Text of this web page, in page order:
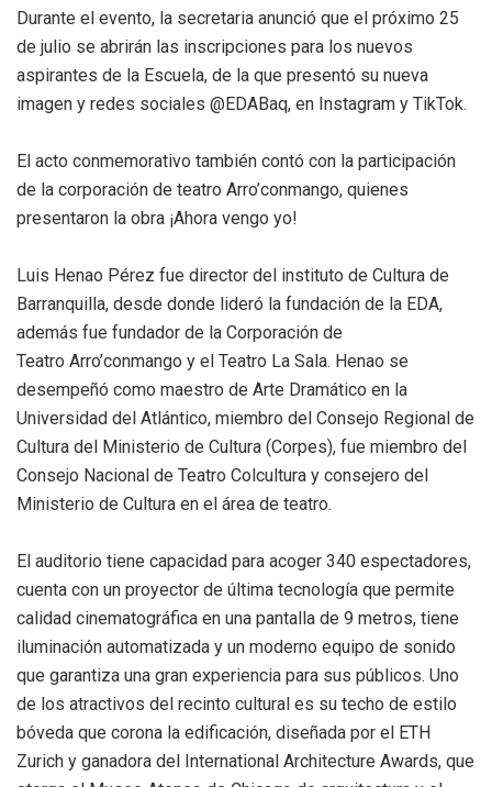
Durante el evento, la secretaria anunció que el próximo 25
de julio se abrirán las inscripciones para los nuevos
aspirantes de la Escuela, de la que presentó su nueva
imagen y redes sociales @EDABaq, en Instagram y TikTok.
El acto conmemorativo también contó con la participación
de la corporación de teatro Arro’conmango, quienes
presentaron la obra ¡Ahora vengo yo!
Luis Henao Pérez fue director del instituto de Cultura de
Barranquilla, desde donde lideró la fundación de la EDA,
además fue fundador de la Corporación de
Teatro Arro’conmango y el Teatro La Sala. Henao se
desempeñó como maestro de Arte Dramático en la
Universidad del Atlántico, miembro del Consejo Regional de
Cultura del Ministerio de Cultura (Corpes), fue miembro del
Consejo Nacional de Teatro Colcultura y consejero del
Ministerio de Cultura en el área de teatro.
El auditorio tiene capacidad para acoger 340 espectadores,
cuenta con un proyector de última tecnología que permite
calidad cinematográfica en una pantalla de 9 metros, tiene
iluminación automatizada y un moderno equipo de sonido
que garantiza una gran experiencia para sus públicos. Uno
de los atractivos del recinto cultural es su techo de estilo
bóveda que corona la edificación, diseñada por el ETH
Zurich y ganadora del International Architecture Awards, que